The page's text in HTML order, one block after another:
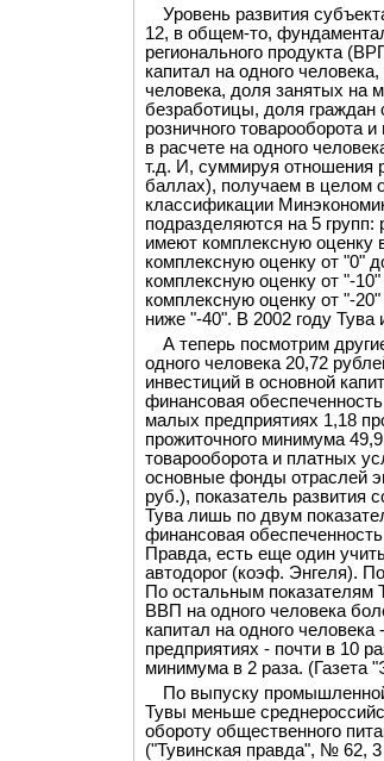
Уровень развития
12, в общем-то,
регионального продукта
капитал на одного
человека, доля занятых на
безработицы, доля
розничного товарооборота
в расчете на одного
т.д. И, суммируя отношения
баллах), получаем в целом
классификации
подразделяются на 5
имеют комплексную оценку
комплексную оценку от "0"
комплексную оценку от "-
комплексную оценку от "-
ниже "-40". В 2002 году Тува
А теперь посмотрим
одного человека 20,72
инвестиций в основной
финансовая
малых предприятиях 1,18
прожиточного минимума
товарооборота и платных
основные фонды отраслей
руб.), показатель развития
Тува лишь по двум
финансовая
Правда, есть еще один
автодорог (коэф. Энгеля).
По остальным показателям
ВВП на одного человека
капитал на одного
предприятиях - почти в 10
минимума в 2 раза. (Газета
По выпуску
Тувы меньше
обороту общественного
("Тувинская правда", № 62,